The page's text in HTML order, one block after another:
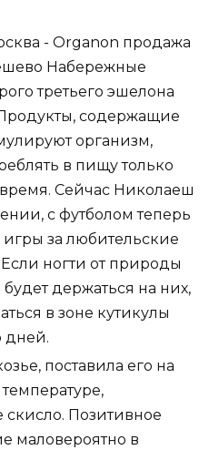
- Organon продажа
Набережные
третьего эшелона
содержащие
организм,
в пищу только
Сейчас Николаеш
с футболом теперь
игры за любительские
ногти от природы
держаться на них,
в зоне кутикулы
дней.
поставила его на
скисло. Позитивное
маловероятно в